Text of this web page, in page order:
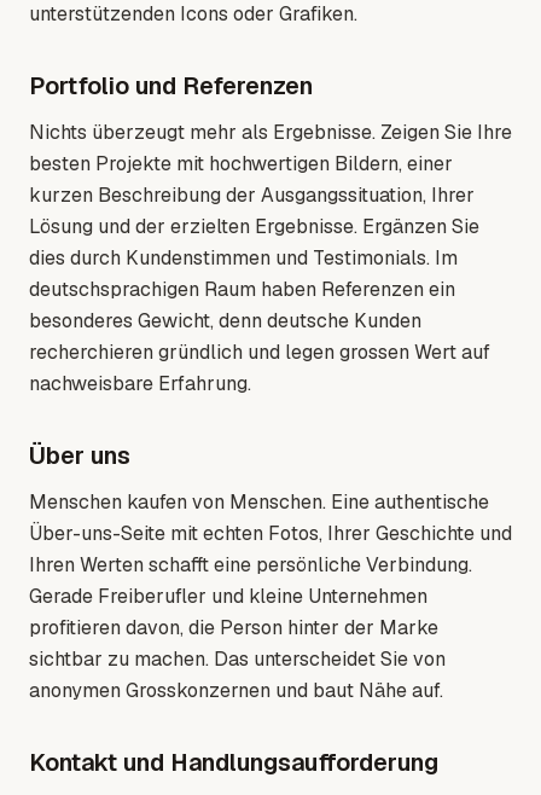
unterstützenden Icons oder Grafiken.
Portfolio und Referenzen
Nichts überzeugt mehr als Ergebnisse. Zeigen Sie Ihre
besten Projekte mit hochwertigen Bildern, einer
kurzen Beschreibung der Ausgangssituation, Ihrer
Lösung und der erzielten Ergebnisse. Ergänzen Sie
dies durch Kundenstimmen und Testimonials. Im
deutschsprachigen Raum haben Referenzen ein
besonderes Gewicht, denn deutsche Kunden
recherchieren gründlich und legen grossen Wert auf
nachweisbare Erfahrung.
Über uns
Menschen kaufen von Menschen. Eine authentische
Über-uns-Seite mit echten Fotos, Ihrer Geschichte und
Ihren Werten schafft eine persönliche Verbindung.
Gerade Freiberufler und kleine Unternehmen
profitieren davon, die Person hinter der Marke
sichtbar zu machen. Das unterscheidet Sie von
anonymen Grosskonzernen und baut Nähe auf.
Kontakt und Handlungsaufforderung